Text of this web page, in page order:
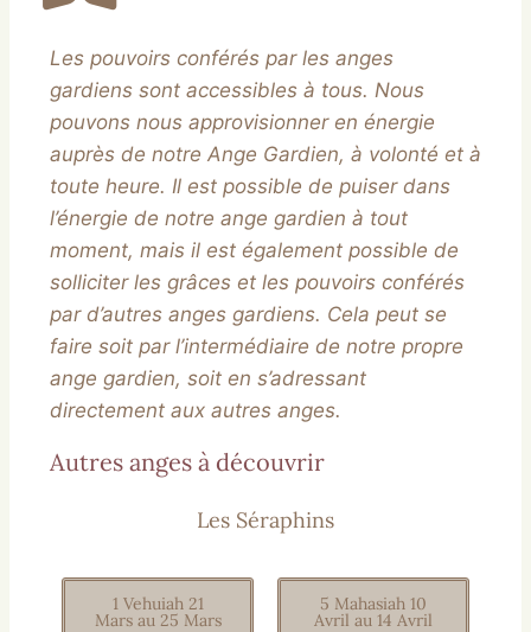
Les pouvoirs conférés par les anges
gardiens sont accessibles à tous. Nous
pouvons nous approvisionner en énergie
auprès de notre Ange Gardien, à volonté et à
toute heure. Il est possible de puiser dans
l’énergie de notre ange gardien à tout
moment, mais il est également possible de
solliciter les grâces et les pouvoirs conférés
par d’autres anges gardiens. Cela peut se
faire soit par l’intermédiaire de notre propre
ange gardien, soit en s’adressant
directement aux autres anges.
Autres anges à découvrir
Les Séraphins
1 Vehuiah 21
Mars au 25 Mars
5 Mahasiah 10
Avril au 14 Avril